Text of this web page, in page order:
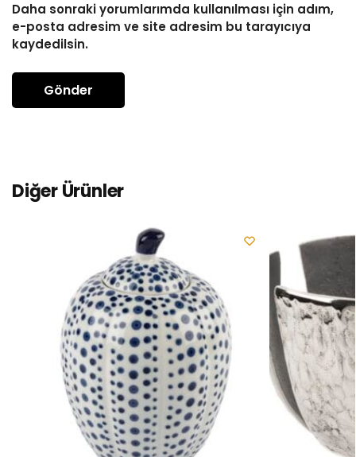
Daha sonraki yorumlarımda kullanılması için adım,
e-posta adresim ve site adresim bu tarayıcıya
kaydedilsin.
Diğer Ürünler